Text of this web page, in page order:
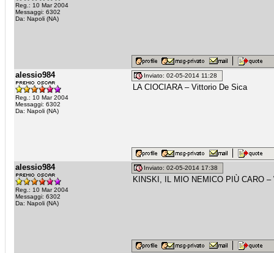
Reg.: 10 Mar 2004
Messaggi: 6302
Da: Napoli (NA)
alessio984
Reg.: 10 Mar 2004
Messaggi: 6302
Da: Napoli (NA)
Inviato: 02-05-2014 11:28
LA CIOCIARA – Vittorio De Sica
alessio984
Reg.: 10 Mar 2004
Messaggi: 6302
Da: Napoli (NA)
Inviato: 02-05-2014 17:38
KINSKI, IL MIO NEMICO PIÙ CARO –